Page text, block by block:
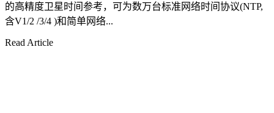
的高精度卫星时间参考，可为数万台标准网络时间协议(NTP,
含V1/2 /3/4 )和简单网络...
Read Article